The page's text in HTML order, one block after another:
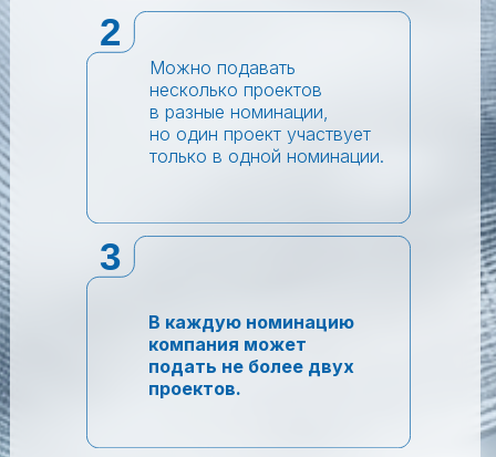
2
Можно подавать
несколько проектов
в разные номинации,
но один проект участвует
только в одной номинации.
3
В каждую номинацию
компания может
подать не более двух
проектов.